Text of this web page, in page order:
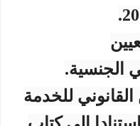
للخدمة